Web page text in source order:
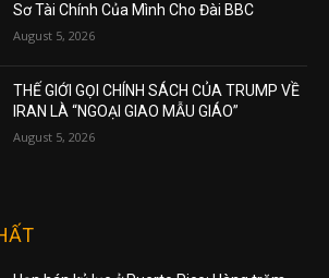
Sơ Tài Chính Của Mình Cho Đài BBC
August 5, 2026
THẾ GIỚI GỌI CHÍNH SÁCH CỦA TRUMP VỀ
IRAN LÀ “NGOẠI GIAO MẪU GIÁO”
August 5, 2026